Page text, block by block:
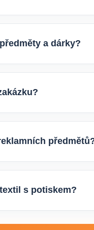
a dárky?
s potiskem?